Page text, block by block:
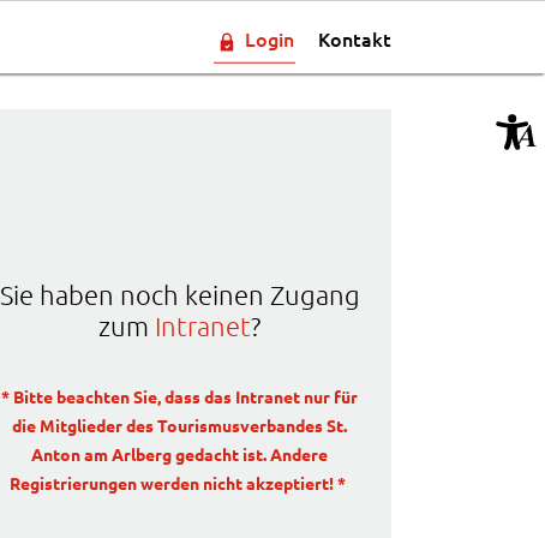
Login Kontakt
Sie haben noch keinen Zugang
zum Intranet?
* Bitte beachten Sie, dass das Intranet nur für
die Mitglieder des Tourismusverbandes St.
Anton am Arlberg gedacht ist. Andere
Registrierungen werden nicht akzeptiert! *